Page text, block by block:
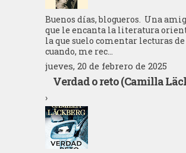
Buenos días, blogueros. Una
que le encanta la literatura
la que suelo comentar lecturas de
cuando, me rec...
jueves, 20 de febrero de 2025
Verdad o reto (Camilla
›